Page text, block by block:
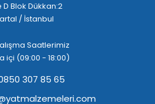
D Blok Dükkan:2
/ İstanbul
Saatlerimiz
içi (09:00 - 18:00)
307 85 65